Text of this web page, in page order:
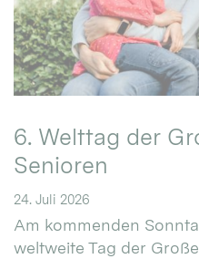
6. Welttag der
Senioren
24. Juli 2026
Am kommenden
weltweite Tag der